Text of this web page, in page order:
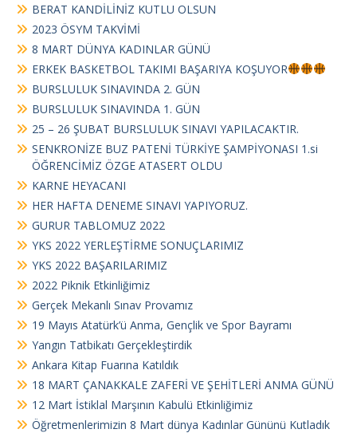
BERAT KANDİLİNİZ KUTLU OLSUN
2023 ÖSYM TAKVİMİ
8 MART DÜNYA KADINLAR GÜNÜ
ERKEK BASKETBOL TAKIMI BAŞARIYA KOŞUYOR
BURSLULUK SINAVINDA 2. GÜN
BURSLULUK SINAVINDA 1. GÜN
25 – 26 ŞUBAT BURSLULUK SINAVI YAPILACAKTIR.
SENKRONİZE BUZ PATENİ TÜRKİYE ŞAMPİYONASI 1.si
ÖĞRENCİMİZ ÖZGE ATASERT OLDU
KARNE HEYACANI
HER HAFTA DENEME SINAVI YAPIYORUZ.
GURUR TABLOMUZ 2022
YKS 2022 YERLEŞTİRME SONUÇLARIMIZ
YKS 2022 BAŞARILARIMIZ
2022 Piknik Etkinliğimiz
Gerçek Mekanlı Sınav Provamız
19 Mayıs Atatürk’ü Anma, Gençlik ve Spor Bayramı
Yangın Tatbikatı Gerçekleştirdik
Ankara Kitap Fuarına Katıldık
18 MART ÇANAKKALE ZAFERİ VE ŞEHİTLERİ ANMA GÜNÜ
12 Mart İstiklal Marşının Kabulü Etkinliğimiz
Öğretmenlerimizin 8 Mart dünya Kadınlar Gününü Kutladık